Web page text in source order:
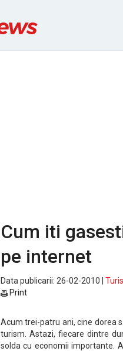
Cum iti
pe internet
Data publicarii: 26-02-2010 |
Print
Acum trei-patru ani, cine dorea
turism. Astazi, fiecare dintre
solda cu economii importante.